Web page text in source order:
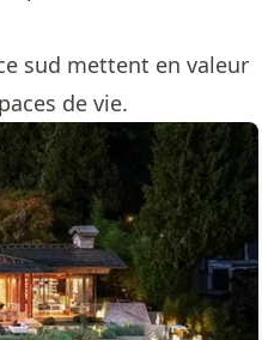
sud mettent en valeur
de vie.